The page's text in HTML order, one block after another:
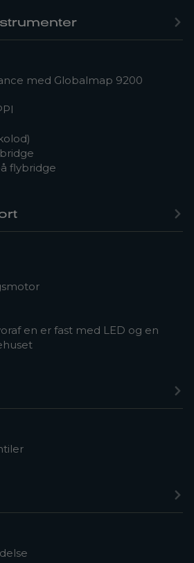
med Globalmap 9200
flybridge
en er fast med LED og en